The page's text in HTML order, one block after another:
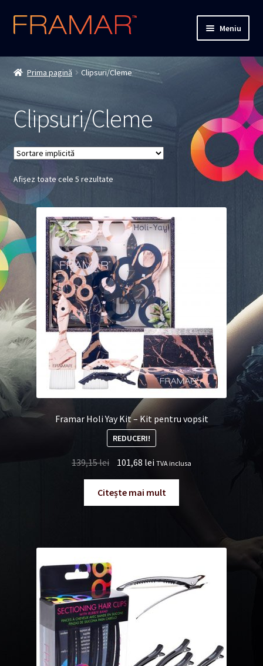
Sari
la
Sari
la
Meniu
Cum comand
Termenii si conditiile
Confidentialitate
Solutionarea Online a Litigiilor
ANPC – SAL
Prima pagină Clipsuri/Cleme
Clipsuri/Cleme
Afișez toate cele 5 rezultate
Framar Holi Yay Kit – Kit pentru vopsit
REDUCERI!
139,15lei
Prețul
a
fost:
101,68 leiPrețul
este:
101,68 lei.
TVA inclusa
Citește mai mult